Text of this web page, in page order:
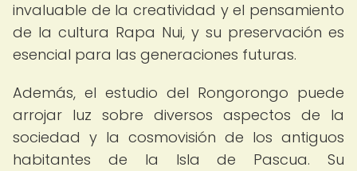
invaluable de la creatividad y el pensamiento
de la cultura Rapa Nui, y su preservación es
esencial para las generaciones futuras.
Además, el estudio del Rongorongo puede
arrojar luz sobre diversos aspectos de la
sociedad y la cosmovisión de los antiguos
habitantes de la Isla de Pascua. Su